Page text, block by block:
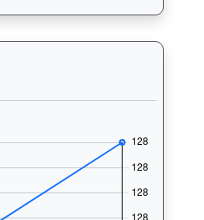
）及試閘、正式出賽
— 馬匹體重與負磅走勢